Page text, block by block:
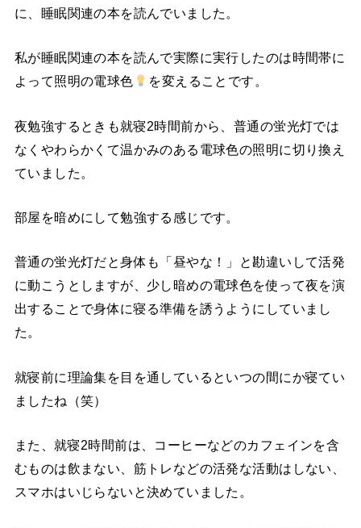
に、睡眠関連の本を読んでいました。
私が睡眠関連の本を読んで実際に実行したのは時間帯に
よって照明の電球色
を変えることです。
夜勉強するときも就寝2時間前から、普通の蛍光灯では
なくやわらかくて温かみのある電球色の照明に切り換え
ていました。
部屋を暗めにして勉強する感じです。
普通の蛍光灯だと身体も「昼やな！」と勘違いして活発
に動こうとしますが、少し暗めの電球色を使って夜を演
出することで身体に寝る準備を誘うようにしていまし
た。
就寝前に理論集を目を通しているといつの間にか寝てい
ましたね（笑）
また、就寝2時間前は、コーヒーなどのカフェインを含
むものは飲まない、筋トレなどの活発な活動はしない、
スマホはいじらないと決めていました。